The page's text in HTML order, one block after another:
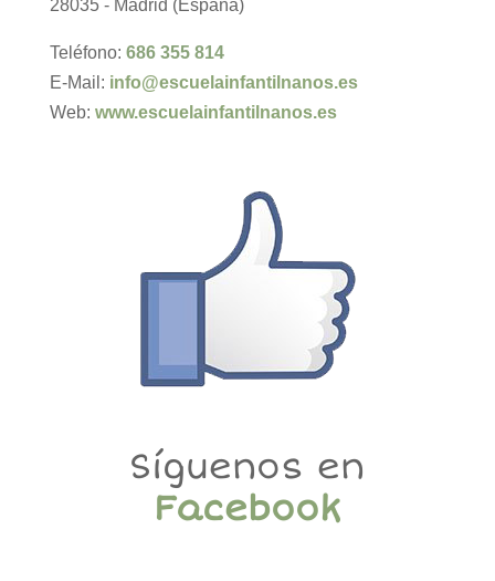
28035 - Madrid (España)
Teléfono: 686 355 814
E-Mail: info@escuelainfantilnanos.es
Web: www.escuelainfantilnanos.es
Síguenos en
Facebook